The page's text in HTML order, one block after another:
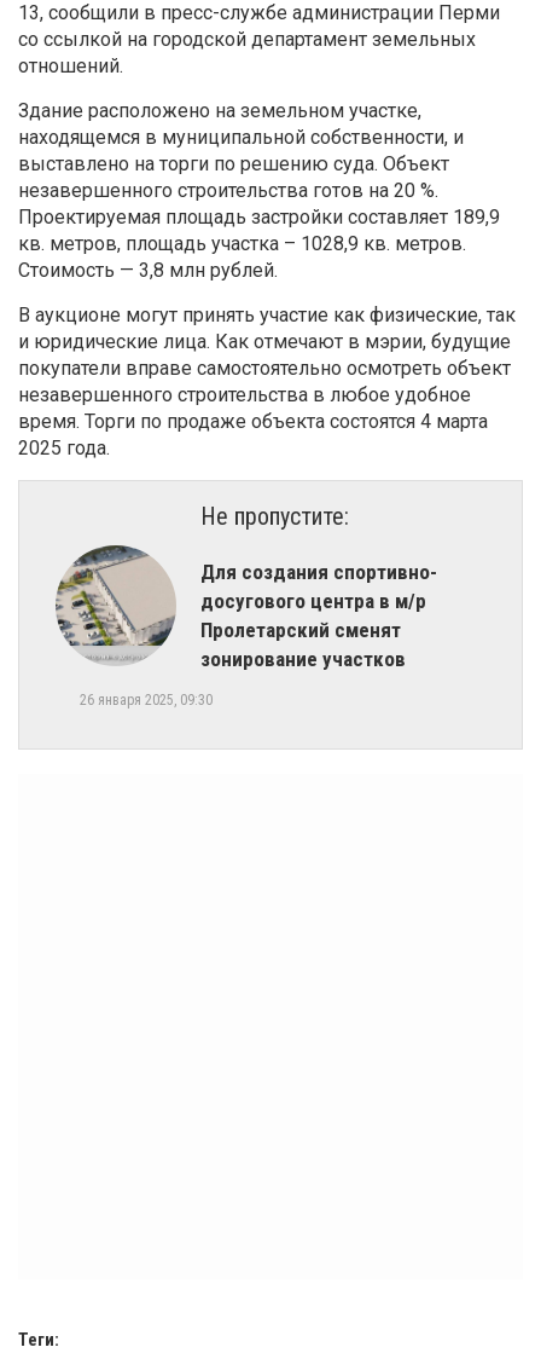
13, сообщили в пресс-службе администрации Перми
со ссылкой на городской департамент земельных
отношений.
Здание расположено на земельном участке,
находящемся в муниципальной собственности, и
выставлено на торги по решению суда. Объект
незавершенного строительства готов на 20 %.
Проектируемая площадь застройки составляет 189,9
кв. метров, площадь участка – 1028,9 кв. метров.
Стоимость — 3,8 млн рублей.
В аукционе могут принять участие как физические, так
и юридические лица. Как отмечают в мэрии, будущие
покупатели вправе самостоятельно осмотреть объект
незавершенного строительства в любое удобное
время. Торги по продаже объекта состоятся 4 марта
2025 года.
Не пропустите:
​Для создания спортивно-
досугового центра в м/р
Пролетарский сменят
зонирование участков
26 января 2025, 09:30
Теги: